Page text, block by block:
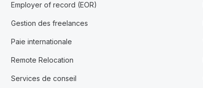
Employer of record (EOR)
Gestion des freelances
Paie internationale
Remote Relocation
Services de conseil